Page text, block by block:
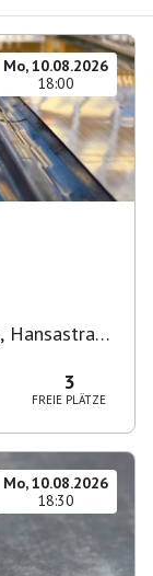
Mo, 10.08.2026
18:00
, Hansastraße
3
FREIE PLÄTZE
Mo, 10.08.2026
18:30